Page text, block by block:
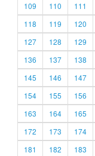
109
110 111
118
119 120
127
128 129
136
137 138
145
146 147
154
155 156
163
164 165
172
173 174
181
182 183